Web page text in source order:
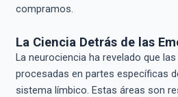
compramos.
La Ciencia Detrás de las
La neurociencia ha revelado que
procesadas en partes específicas
sistema límbico. Estas áreas son